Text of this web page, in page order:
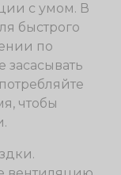
с умом. В
быстрого
по
засасывать
чтобы